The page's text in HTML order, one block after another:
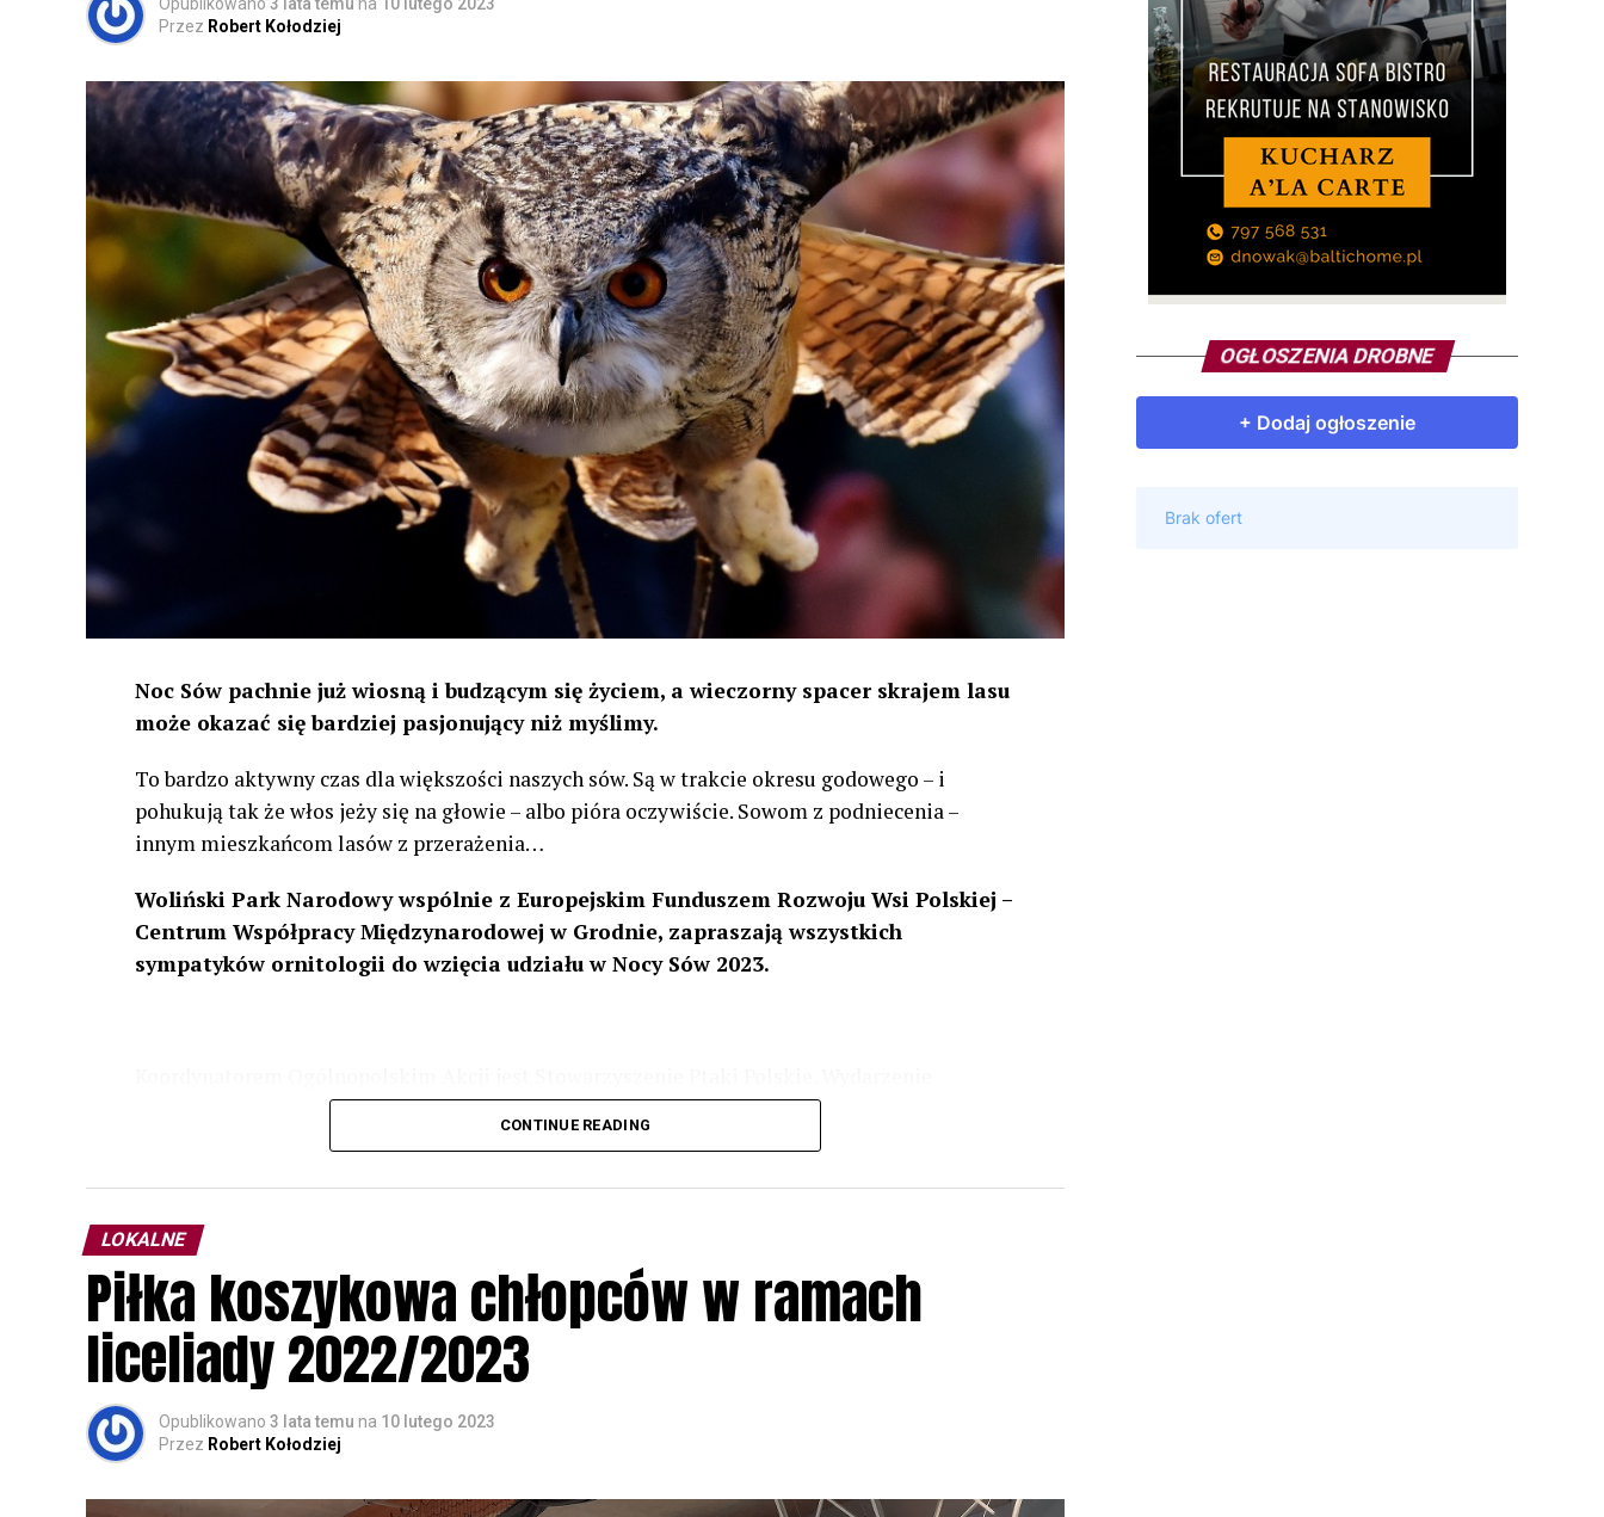
Przez Robert Kołodziej
Noc Sów pachnie już wiosną i budzącym się życiem, a wieczorny spacer skrajem lasu
może okazać się bardziej pasjonujący niż myślimy.
To bardzo aktywny czas dla większości naszych sów. Są w trakcie okresu godowego – i
pohukują tak że włos jeży się na głowie – albo pióra oczywiście. Sowom z podniecenia –
innym mieszkańcom lasów z przerażenia…
Woliński Park Narodowy wspólnie z Europejskim Funduszem Rozwoju Wsi Polskiej –
Centrum Współpracy Międzynarodowej w Grodnie, zapraszają wszystkich
sympatyków ornitologii do wzięcia udziału w Nocy Sów 2023.
odbędzie się w dniach24 i 25 lutego 2023 r. wg harmonogramu przedstawionego na
plakacie. W programie m. in. prelekcja o biologii i zwyczajach sów, wystawy, quizy
Wszystkich uczestników zapraszamy do udziału w Akcji, włączenia się w aktywne
rozpoznawanie głosów sów i wymianę doświadczeń przy grillu.Na wydarzenie obowiązują
zapisy.
CONTINUE READING
LOKALNE
Piłka koszykowa chłopców w ramach
liceliady 2022/2023
Opublikowano 3 lata temu na 10 lutego 2023
Przez Robert Kołodziej
OGŁOSZENIA DROBNE